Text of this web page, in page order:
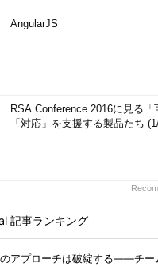
AngularJS
RSA Conference 2016に見る「
「対応」を支援する製品たち
記事ランキング
のアプローチは破綻する――チー